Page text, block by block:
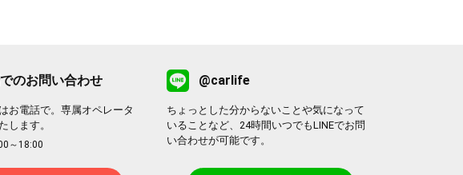
のお問い合わせ
お電話で。専属オペレータ
します。
～18:00
@carlife
ちょっとした分からないことや気になって
いることなど、24時間いつでもLINEでお問
い合わせが可能です。